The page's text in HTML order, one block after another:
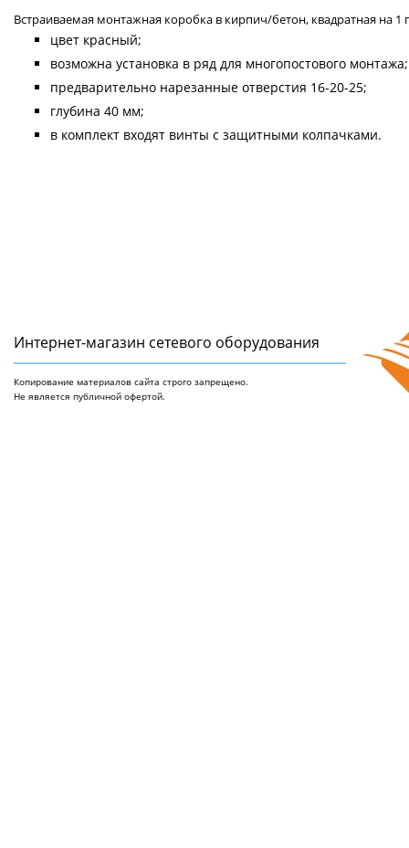
Встраиваемая монтажная коробка в кирпич/бетон, квадратная на 1
цвет красный;
возможна установка в ряд для многопостового монтажа;
предварительно нарезанные отверстия 16-20-25;
глубина 40 мм;
в комплект входят винты с защитными колпачками.
Интернет-магазин сетeвого оборудования
Копирование материалов сайта строго запрещено.
Не является публичной офертой.